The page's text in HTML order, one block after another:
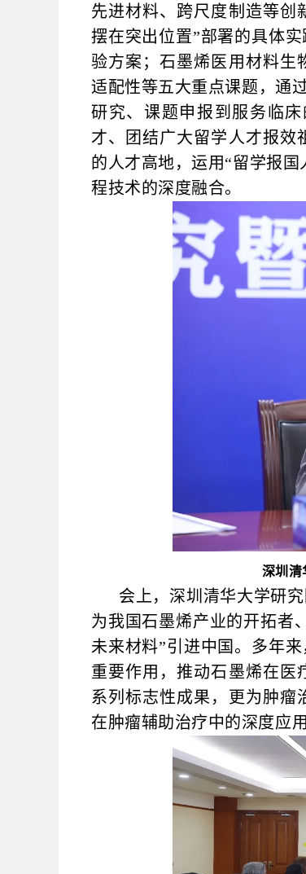
先进材料、跨尺度制造等创
摆在突出位置”部署的具体
验方案；石墨烯医用材料生
适配性等五大重点课题，通
研究、课题申报到服务临
才、团结广大留学人才报效
的人才高地，运用“留学报
程技术的深度融合。
深圳清
会上，深圳清华大学研
为我国石墨烯产业的开拓者
未来材料”引进中国。多年
重要作用，推动石墨烯在医
系列标志性成果，更为肿瘤
在肿瘤辅助治疗中的深度应